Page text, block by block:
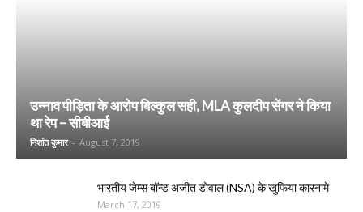
उन्नाव पीड़िता के आरोप बिल्कुल सही, MLA कुलदीप सेंगर ने किया
था रेप – सीबीआई
निशांत कुमार - August 7, 2019
भारतीय जेम्स बॉन्ड अजीत डोवाल (NSA) के खुफिया कारनामे
March 17, 2019